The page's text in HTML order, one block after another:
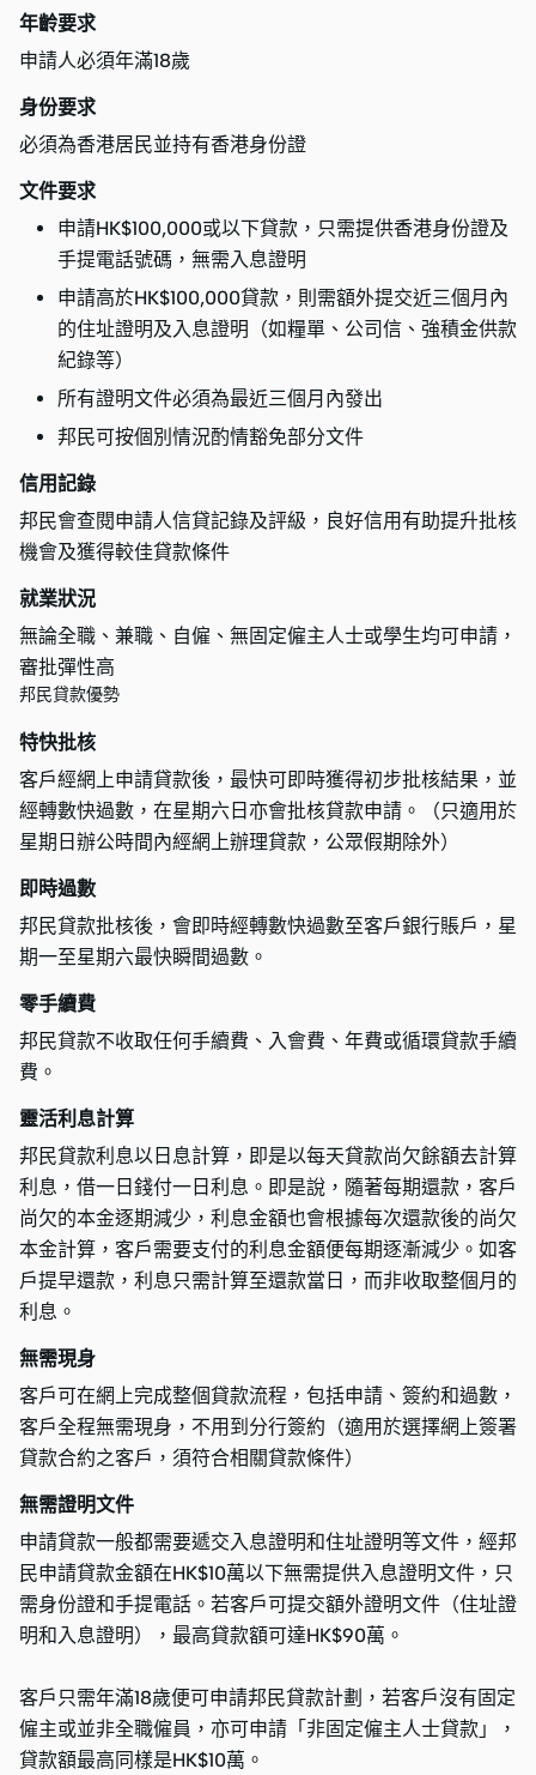
年齡要求
申請人必須年滿18歲
身份要求
必須為香港居民並持有香港身份證
文件要求
申請HK$100,000或以下貸款，只需提供香港身份證及
手提電話號碼，無需入息證明
申請高於HK$100,000貸款，則需額外提交近三個月內
的住址證明及入息證明（如糧單、公司信、強積金供款
紀錄等）
所有證明文件必須為最近三個月內發出
邦民可按個別情況酌情豁免部分文件
信用記錄
邦民會查閱申請人信貸記錄及評級，良好信用有助提升批核
機會及獲得較佳貸款條件
就業狀況
無論全職、兼職、自僱、無固定僱主人士或學生均可申請，
審批彈性高
邦民貸款優勢
特快批核
客戶經網上申請貸款後，最快可即時獲得初步批核結果，並
經轉數快過數，在星期六日亦會批核貸款申請。（只適用於
星期日辦公時間內經網上辦理貸款，公眾假期除外）
即時過數
邦民貸款批核後，會即時經轉數快過數至客戶銀行賬戶，星
期一至星期六最快瞬間過數。
零手續費
邦民貸款不收取任何手續費、入會費、年費或循環貸款手續
費。
靈活利息計算
邦民貸款利息以日息計算，即是以每天貸款尚欠餘額去計算
利息，借一日錢付一日利息。即是說，隨著每期還款，客戶
尚欠的本金逐期減少，利息金額也會根據每次還款後的尚欠
本金計算，客戶需要支付的利息金額便每期逐漸減少。如客
戶提早還款，利息只需計算至還款當日，而非收取整個月的
利息。
無需現身
客戶可在網上完成整個貸款流程，包括申請、簽約和過數，
客戶全程無需現身，不用到分行簽約（適用於選擇網上簽署
貸款合約之客戶，須符合相關貸款條件）
無需證明文件
申請貸款一般都需要遞交入息證明和住址證明等文件，經邦
民申請貸款金額在HK$10萬以下無需提供入息證明文件，只
需身份證和手提電話。若客戶可提交額外證明文件（住址證
明和入息證明），最高貸款額可達HK$90萬。
客戶只需年滿18歲便可申請邦民貸款計劃，若客戶沒有固定
僱主或並非全職僱員，亦可申請「非固定僱主人士貸款」，
貸款額最高同樣是HK$10萬。